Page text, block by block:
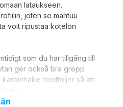
lataukseen.
joten se mahtuu
voit ripustaa kotelon
som du har tillgång till
ger också bra grepp
karbinhake medföljer så att
etc.